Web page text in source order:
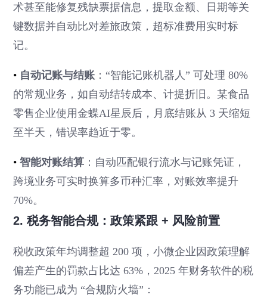
术甚至能修复残缺票据信息，提取金额、日期等关
键数据并自动比对差旅政策，超标准费用实时标
记。
• 自动记账与结账 ：“智能记账机器人” 可处理 80%
的常规业务，如自动结转成本、计提折旧。某食品
零售企业使用金蝶AI星辰后，月底结账从 3 天缩短
至半天，错误率趋近于零。
•智能对账结算 ：自动匹配银行流水与记账凭证，
跨境业务可实时换算多币种汇率，对账效率提升
70%。
2. 税务智能合规：政策紧跟 + 风险前置
税收政策年均调整超 200 项，小微企业因政策理解
偏差产生的罚款占比达 63%，2025 年财务软件的税
务功能已成为 “合规防火墙”：